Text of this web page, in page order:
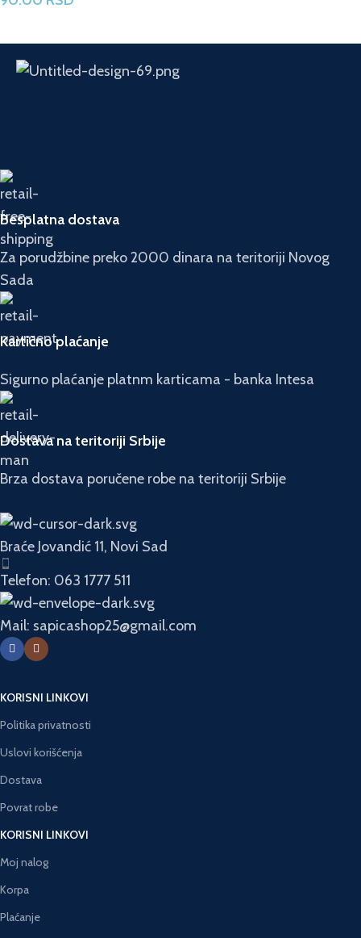
Besplatna dostava
Za porudžbine preko 2000 dinara na teritoriji Novog
Sada
Kartično plaćanje
Sigurno plaćanje platnm karticama - banka Intesa
Dostava na teritoriji Srbije
Brza dostava poručene robe na teritoriji Srbije
Braće Jovandić 11, Novi Sad
Telefon: 063 1777 511
Mail: sapicashop25@gmail.com
KORISNI LINKOVI
Politika privatnosti
Uslovi korišćenja
Dostava
Povrat robe
KORISNI LINKOVI
Moj nalog
Korpa
Plaćanje